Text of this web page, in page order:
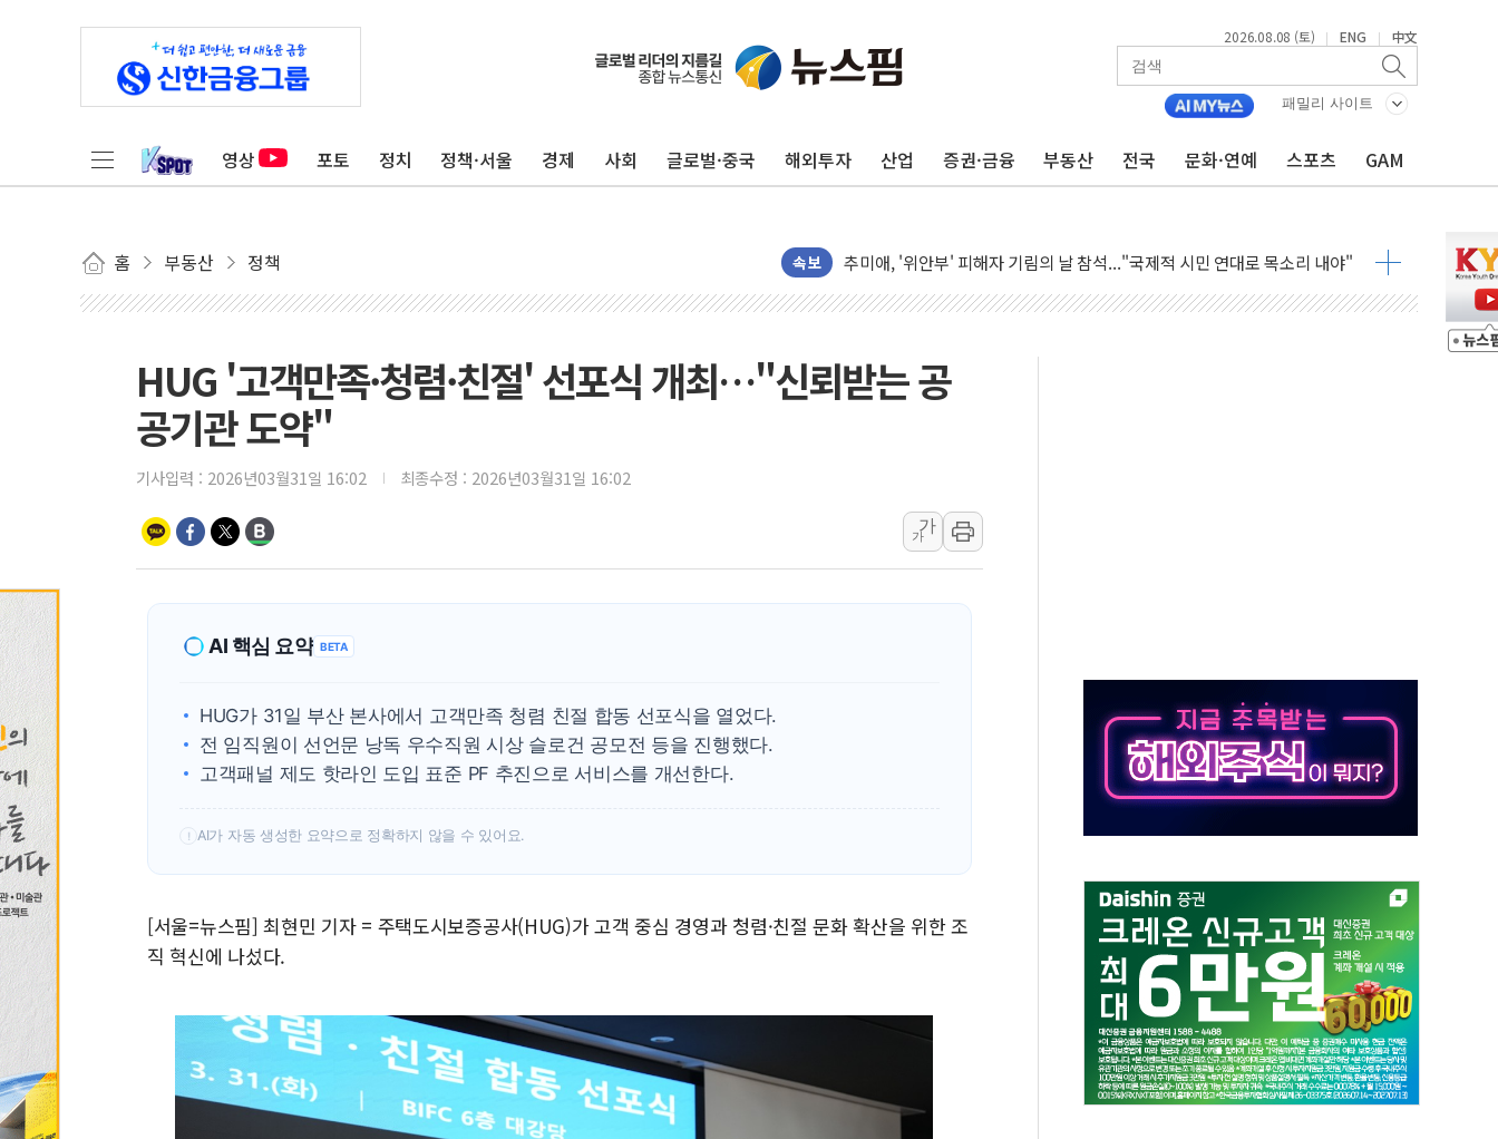
2026.08.08 (토) | ENG | 中文
패밀리 사이트
영상 포토 정치 정책·서울 경제 사회 글로벌·중국 해외투자 산업 증권·금융 부동산 전국 문화·연예 스포츠 GAM
홈 부동산 정책 속보
강릉·동해·삼척 시간당 최대 50㎜ 폭우…강원 동해안 강한 비 어어져
폐기물 수거하다 참변…60대 환경미화원 수거차에 치여 사망
서울 중랑구 주택가서 흉기 난동…60대 남성 2명 숨져
李대통령 "결혼 때문에 손해 보는 일 없게"…'결혼 페널티' 22개 과제 손본다
인천 선재도 갯벌서 해루질 중 실종 60대 나흘만에 숨진 채 발견
인천서 말다툼 중 어머니 흉기 살해 10대 아들 체포
李대통령, ISA 개편 재검토 지시…與 "적극 환영"·野 "졸속 국정"
인제 용대리 계곡서 수위 상승으로 피서객 7명 고립…전원 구조
동해시, 11~14일 '별똥별 멍' 운영…페르세우스 유성우 관측
청양 밭에서 일하던 90대 숨져…온열질환 여부 조사
李대통령, 'ISA·주가누르기 방지법' 전면 재검토 지시
'호우 특보' 경북 울진 시간당 20~30mm 강한 비...가뭄 해소될 듯
HUG '고객만족·청렴·친절' 선포식 개최…"신뢰받는 공
공기관 도약"
기사입력 : 2026년03월31일 16:02 최종수정 : 2026년03월31일 16:02
가
가
AI 핵심 요약 BETA
HUG가 31일 부산 본사에서 고객만족 청렴 친절 합동 선포식을 열었다.
전 임직원이 선언문 낭독 우수직원 시상 슬로건 공모전 등을 진행했다.
고객패널 제도 핫라인 도입 표준 PF 추진으로 서비스를 개선한다.
! AI가 자동 생성한 요약으로 정확하지 않을 수 있어요.
[서울=뉴스핌] 최현민 기자 = 주택도시보증공사(HUG)가 고객 중심 경영과 청렴·친절 문화 확산을 위한 조
직 혁신에 나섰다.